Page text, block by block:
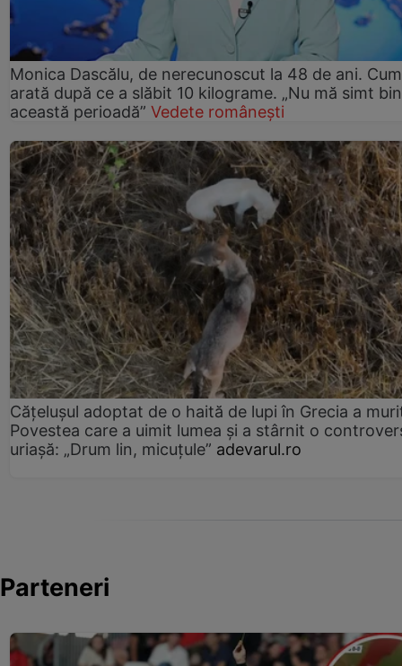
Monica Dascălu, de nerecunoscut la 48 de ani. Cum
arată după ce a slăbit 10 kilograme. „Nu mă simt
această perioadă” Vedete românești
Cățelușul adoptat de o haită de lupi în Grecia a
Povestea care a uimit lumea și a stârnit o
uriașă: „Drum lin, micuțule” adevarul.ro
Parteneri